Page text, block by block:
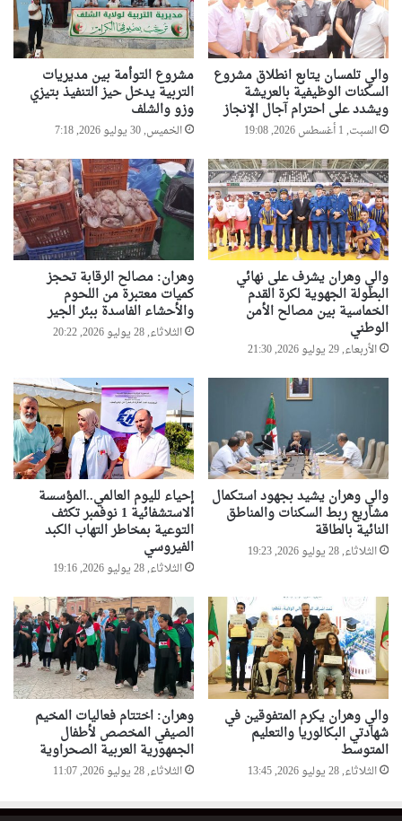
و
م
ي
ة
و
ر
ا
ل
ة
ش
ك
ر
ل
ل
و
ه
ر
ا
ن
"
"
"
والي تلمسان يتابع انطلاق مشروع
السكنات الوظيفية بالعريشة
ويشدد على احترام آجال الإنجاز
السبت, 1 أغسطس 2026, 19:08
مشروع التوأمة بين مديريات
التربية يدخل حيز التنفيذ بتيزي
وزو والشلف
الخميس, 30 يوليو 2026, 7:18
والي وهران يشرف على نهائي
البطولة الجهوية لكرة القدم
الخماسية بين مصالح الأمن
الوطني
الأربعاء, 29 يوليو 2026, 21:30
وهران: مصالح الرقابة تحجز
كميات معتبرة من اللحوم
والأحشاء الفاسدة ببئر الجير
الثلاثاء, 28 يوليو 2026, 20:22
والي وهران يشيد بجهود استكمال
مشاريع ربط السكنات والمناطق
النائية بالطاقة
الثلاثاء, 28 يوليو 2026, 19:23
إحياء لليوم العالمي..المؤسسة
الاستشفائية 1 نوفمبر تكثف
التوعية بمخاطر التهاب الكبد
الفيروسي
الثلاثاء, 28 يوليو 2026, 19:16
والي وهران يكرم المتفوقين في
شهادتي البكالوريا والتعليم
المتوسط
الثلاثاء, 28 يوليو 2026, 13:45
وهران: اختتام فعاليات المخيم
الصيفي المخصص لأطفال
الجمهورية العربية الصحراوية
الثلاثاء, 28 يوليو 2026, 11:07